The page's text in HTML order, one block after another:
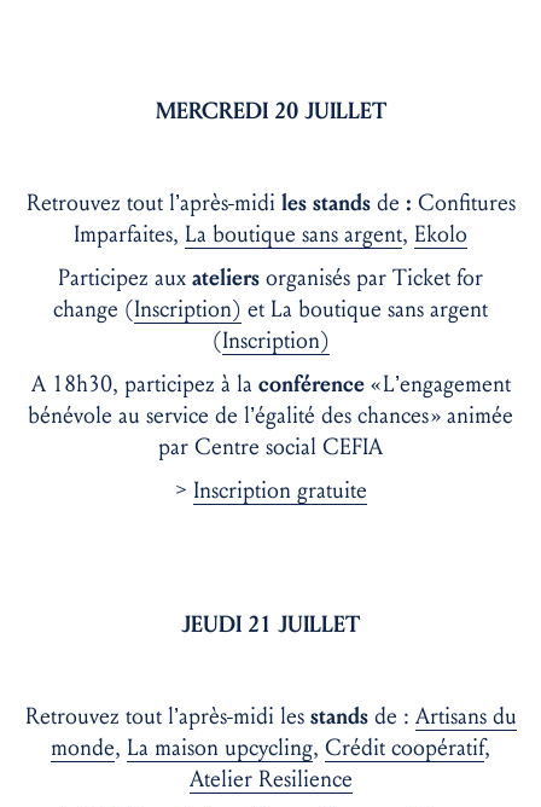
MERCREDI 20 JUILLET
Retrouvez tout l’après-midi les stands de : Confitures
Imparfaites, La boutique sans argent, Ekolo
Participez aux ateliers organisés par Ticket for
change (Inscription) et La boutique sans argent
(Inscription)
A 18h30, participez à la conférence « L’engagement
bénévole au service de l’égalité des chances » animée
par Centre social CEFIA
> Inscription gratuite
JEUDI 21 JUILLET
Retrouvez tout l’après-midi les stands de : Artisans du
monde, La maison upcycling, Crédit coopératif,
Atelier Resilience